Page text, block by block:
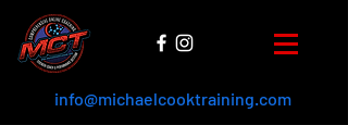
info@michaelcooktraining.com